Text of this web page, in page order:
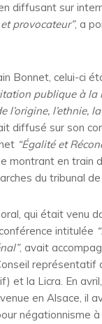
diffusant sur
provocateur”, a
Bonnet, celui-ci
publique à la
l’origine, l’ethnie,
diffusé sur son
“Égalité et
montrant en train
du tribunal de
qui était venu
intitulée
, avait
représentatif
et la Licra. En
en Alsace, il
négationnisme